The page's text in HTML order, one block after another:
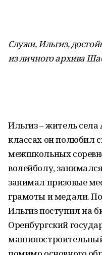
Служи, Ильгиз,
из личного архива
Ильгиз – житель
классах он полюбил
межшкольных
волейболу,
занимал призовые
грамоты и медали.
Ильгиз поступил на
Оренбургский